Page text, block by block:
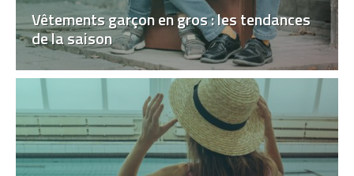
Vêtements garçon en gros : les tendances
de la saison